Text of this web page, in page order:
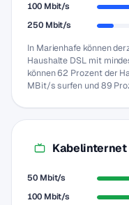
100 Mbit/s
250 Mbit/s
In Marienhafe können
Haushalte DSL mit
können 62 Prozent der
MBit/s surfen und 89
Kabelinternet
50 Mbit/s
100 Mbit/s